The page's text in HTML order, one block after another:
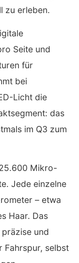
zu erleben.
Seite und
für
bei
Licht die
das
im Q3 zum
Mikro-
Jede einzelne
– etwa
Haar. Das
und
Fahrspur, selbst